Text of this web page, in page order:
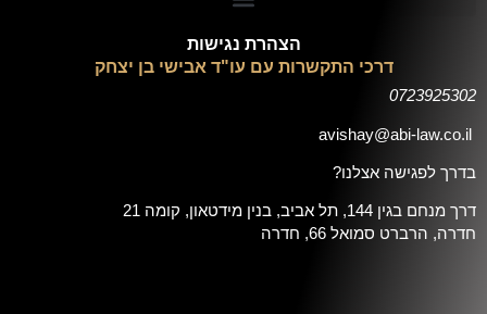
הצהרת נגישות
דרכי התקשרות עם עו"ד אבישי בן יצחק
0723925302
avishay@abi-law.co.il
בדרך לפגישה אצלנו?
דרך מנחם בגין 144, תל אביב, בנין מידטאון, קומה 21
חדרה, הרברט סמואל 66, חדרה